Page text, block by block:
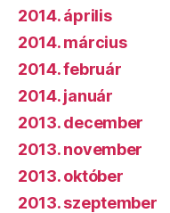
2014. április
2014. március
2014. február
2014. január
2013. december
2013. november
2013. október
2013. szeptember